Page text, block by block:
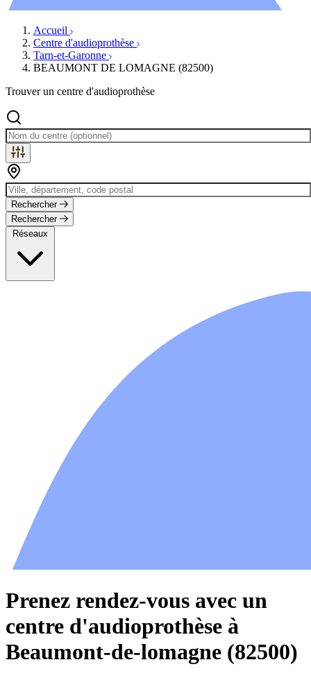
Accueil
Centre d'audioprothèse
Tarn-et-Garonne
BEAUMONT DE LOMAGNE (82500)
Trouver un centre d'audioprothèse
Rechercher
Rechercher
Réseaux
Prenez rendez-vous avec un
centre d'audioprothèse à
Beaumont-de-lomagne (82500)